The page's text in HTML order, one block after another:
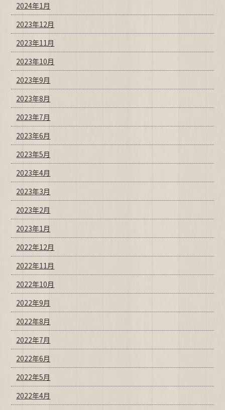
2024年1月
2023年12月
2023年11月
2023年10月
2023年9月
2023年8月
2023年7月
2023年6月
2023年5月
2023年4月
2023年3月
2023年2月
2023年1月
2022年12月
2022年11月
2022年10月
2022年9月
2022年8月
2022年7月
2022年6月
2022年5月
2022年4月